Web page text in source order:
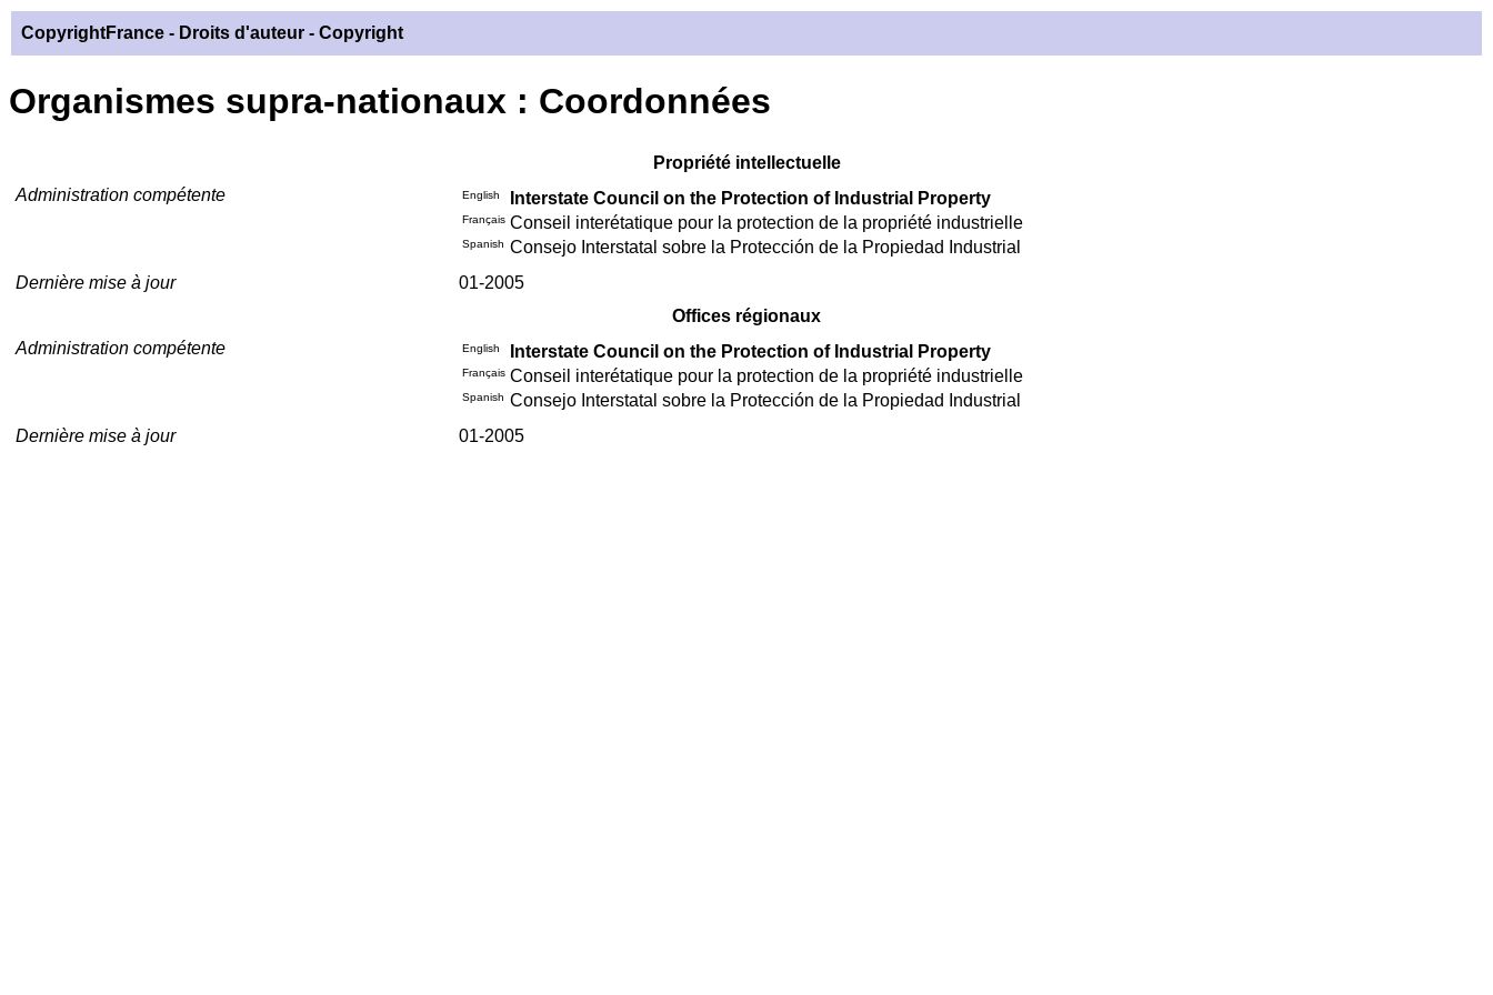
CopyrightFrance - Droits d'auteur - Copyright
Organismes supra-nationaux : Coordonnées
Propriété intellectuelle
Administration compétente
English Interstate Council on the Protection of Industrial Property
Français Conseil interétatique pour la protection de la propriété industrielle
Spanish Consejo Interstatal sobre la Protección de la Propiedad Industrial
Dernière mise à jour
01-2005
Offices régionaux
Administration compétente
English Interstate Council on the Protection of Industrial Property
Français Conseil interétatique pour la protection de la propriété industrielle
Spanish Consejo Interstatal sobre la Protección de la Propiedad Industrial
Dernière mise à jour
01-2005